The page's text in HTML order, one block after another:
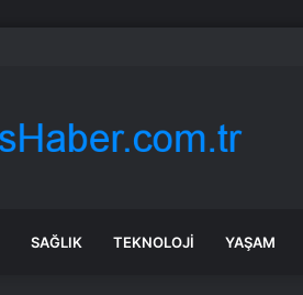
SAĞLIK TEKNOLOJI YAŞAM